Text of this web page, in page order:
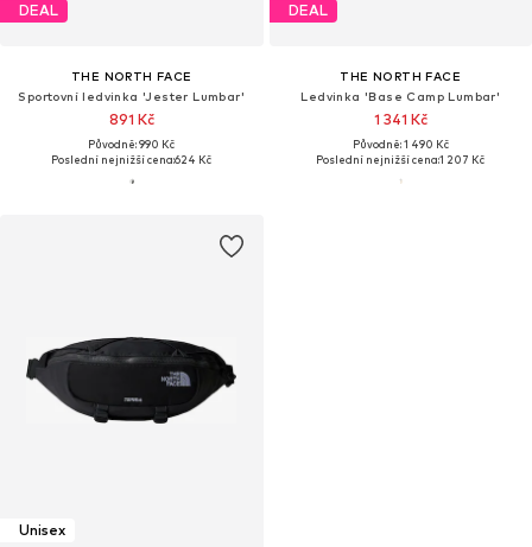
DEAL
THE NORTH FACE
Sportovní ledvinka 'Jester Lumbar'
891 Kč
Původně: 990 Kč
Poslední nejnižší cena:624 Kč
DEAL
THE NORTH FACE
Ledvinka 'Base Camp Lumbar'
1 341 Kč
Původně: 1 490 Kč
Poslední nejnižší cena:1 207 Kč
Unisex